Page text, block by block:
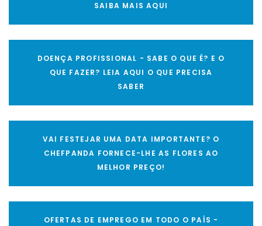
SAIBA MAIS AQUI
DOENÇA PROFISSIONAL - SABE O QUE É? E O
QUE FAZER? LEIA AQUI O QUE PRECISA
SABER
VAI FESTEJAR UMA DATA IMPORTANTE? O
CHEFPANDA FORNECE-LHE AS FLORES AO
MELHOR PREÇO!
OFERTAS DE EMPREGO EM TODO O PAÍS -